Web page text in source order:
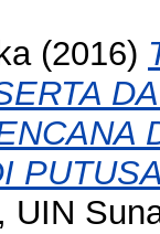
(2016)
UIN